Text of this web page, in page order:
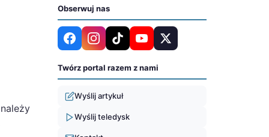
Obserwuj nas
Twórz portal razem z nami
Wyślij artykuł
Wyślij teledysk